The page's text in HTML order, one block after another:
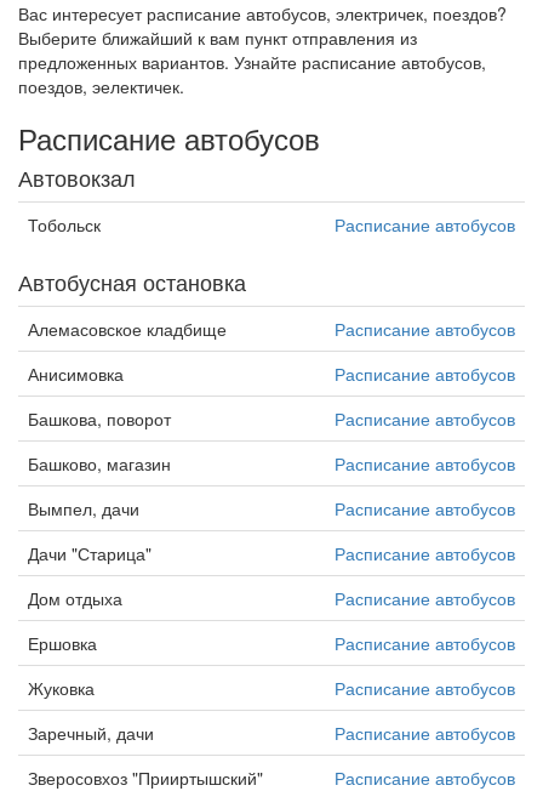
Вас интересует расписание автобусов, электричек, поездов?
Выберите ближайший к вам пункт отправления из
предложенных вариантов. Узнайте расписание автобусов,
поездов, эелектичек.
Расписание автобусов
Автовокзал
Тобольск Расписание автобусов
Автобусная остановка
Алемасовское кладбище
Расписание автобусов
Анисимовка
Расписание автобусов
Башкова, поворот
Расписание автобусов
Башково, магазин
Расписание автобусов
Вымпел, дачи
Расписание автобусов
Дачи "Старица"
Расписание автобусов
Дом отдыха
Расписание автобусов
Ершовка
Расписание автобусов
Жуковка
Расписание автобусов
Заречный, дачи
Расписание автобусов
Зверосовхоз "Прииртышский"
Расписание автобусов